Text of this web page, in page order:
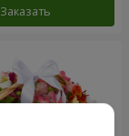
Заказать